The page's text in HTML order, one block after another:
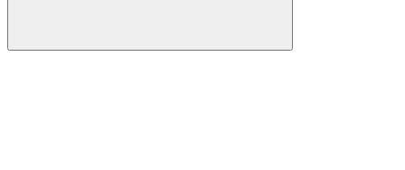
Buscar